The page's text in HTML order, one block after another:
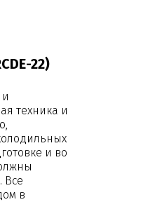
22)
техника и
и во
Все
в